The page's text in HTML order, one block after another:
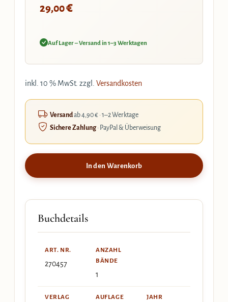
29,00€
Auf Lager – Versand in 1–3 Werktagen
inkl. 10 % MwSt. zzgl. Versandkosten
Versandab 4,90 € · 1–2 Werktage
Sichere Zahlung· PayPal & Überweisung
In den Warenkorb
Buchdetails
ART. NR.
270457
ANZAHL
BÄNDE
1
VERLAG AUFLAGE JAHR